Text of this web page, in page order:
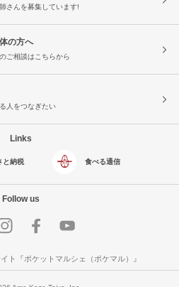
さんを募集しています!
の方へ
ご相談はこちらから
人をつなぎたい
Links
と納税 食べる通信
Follow us
ト『ポケットマルシェ（ポケマル）』